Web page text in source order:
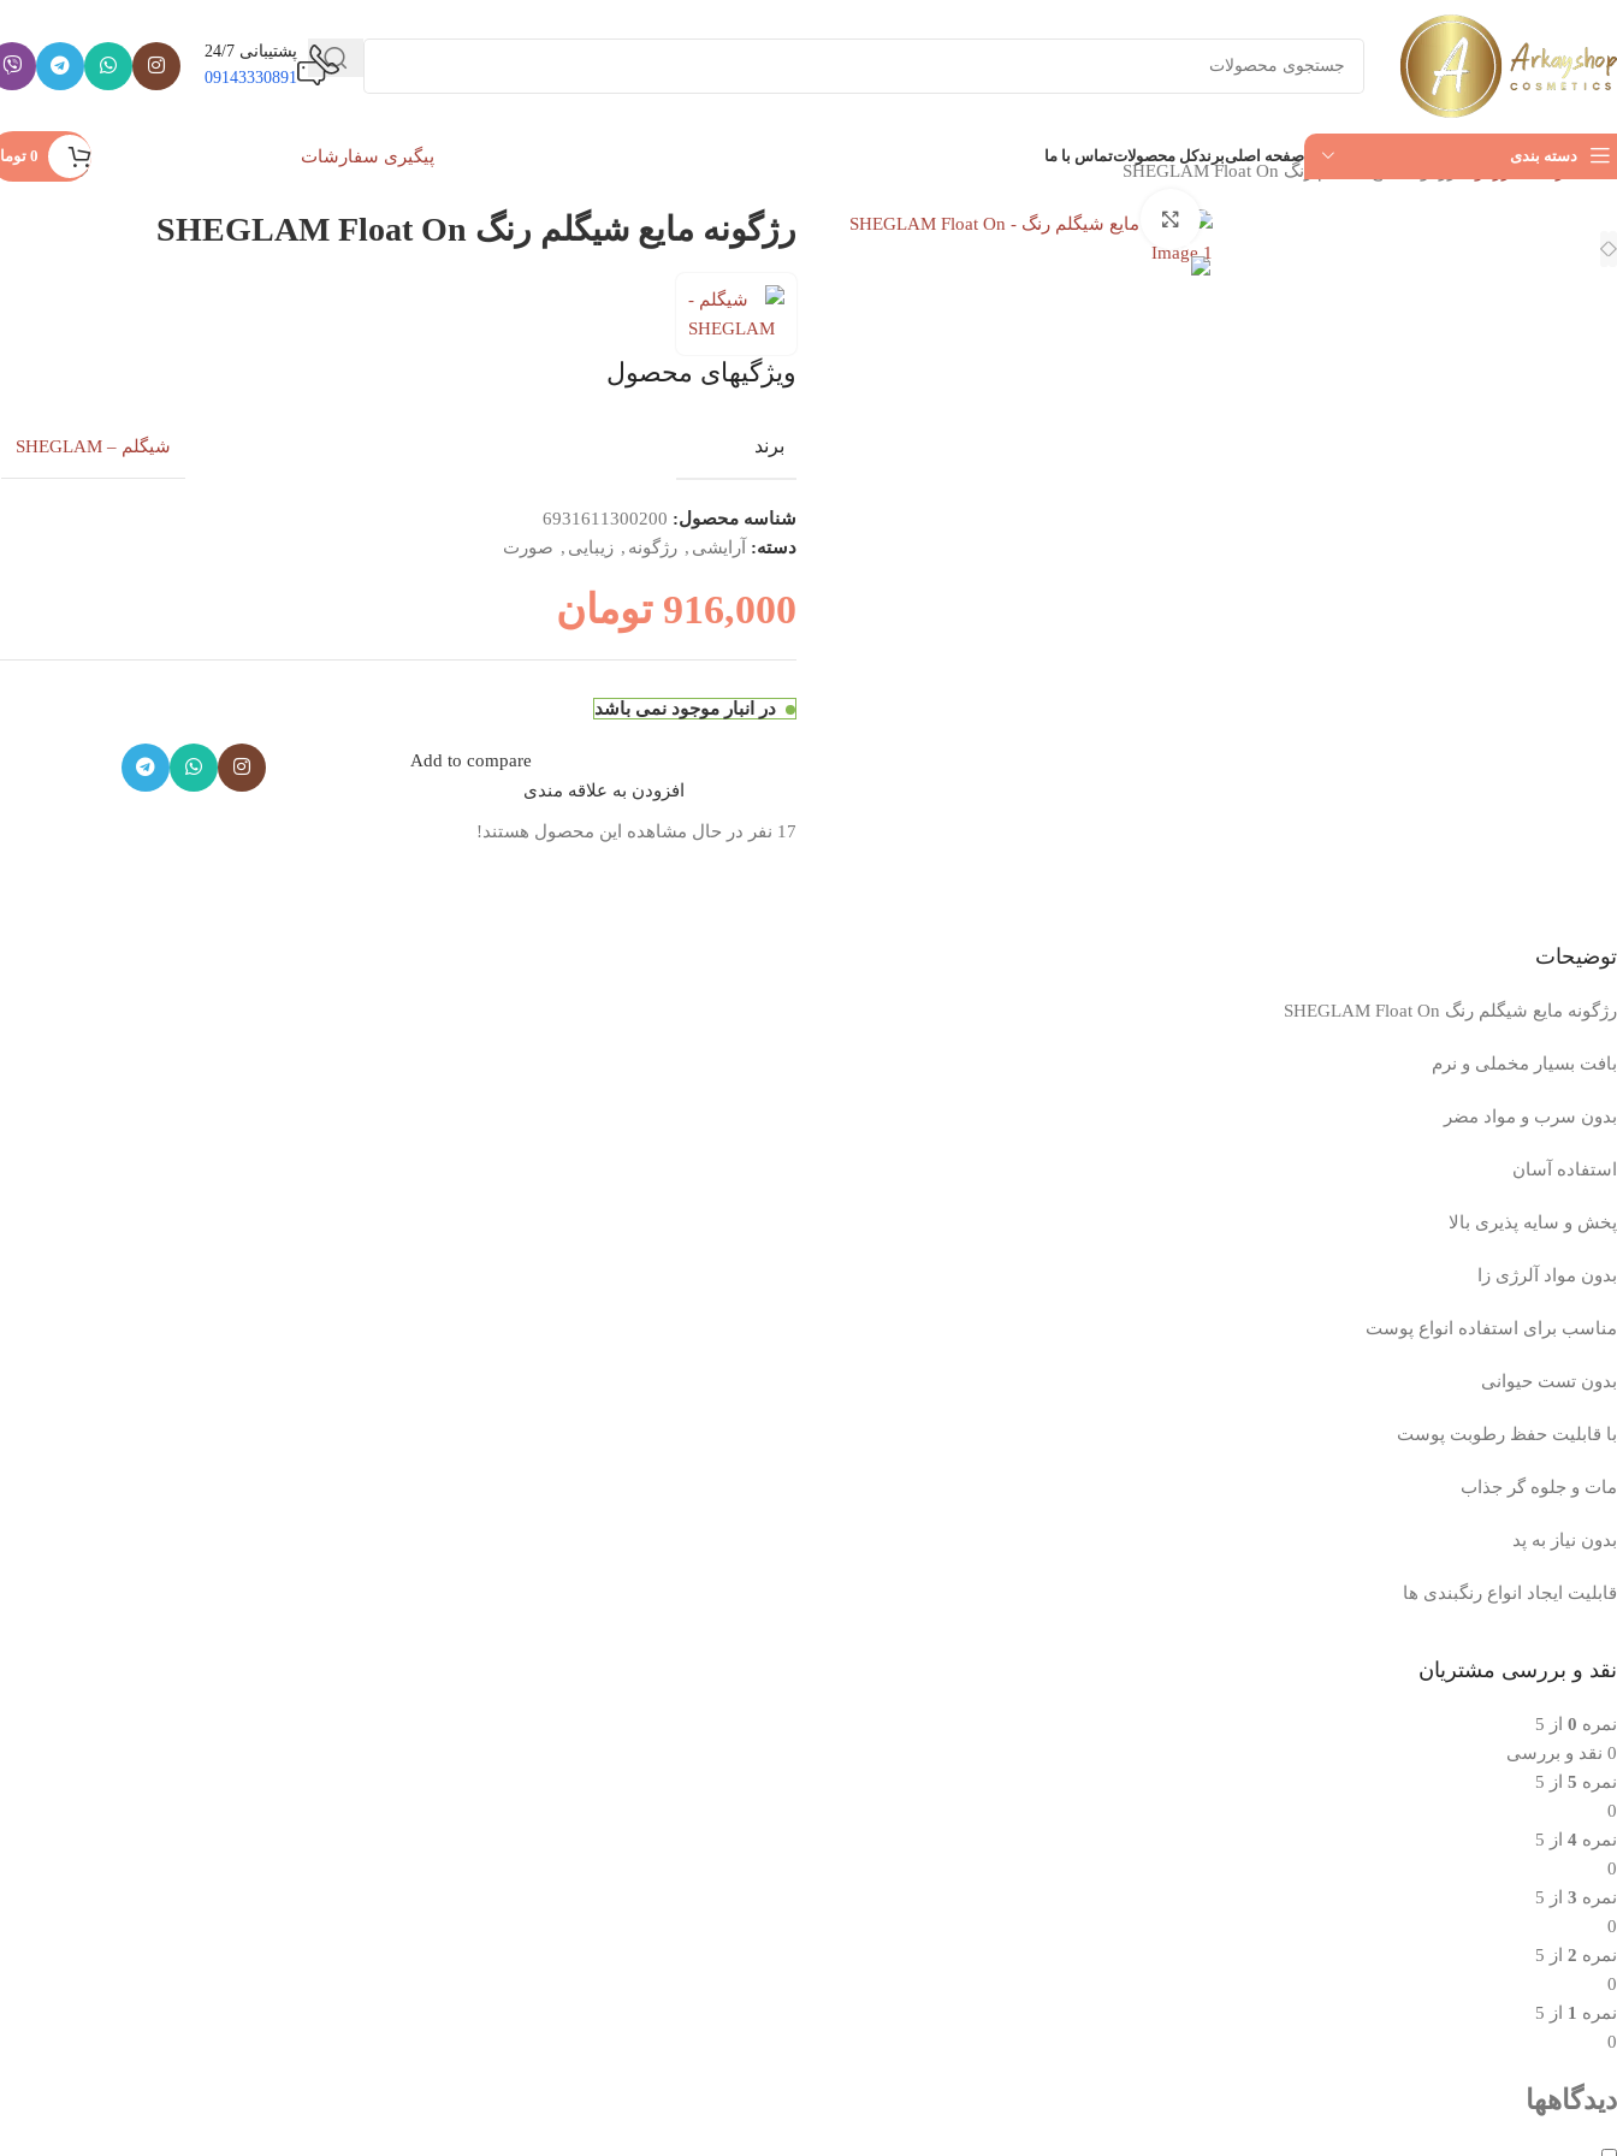
پشتیبانی 24/7
09143330891
دسته بندی صفحه اصلیبرندکل محصولاتتماس با ما پیگیری سفارشات 0
رژگونه مایع شیگلم رنگ SHEGLAM Float On
بزرگنمایی تصویر رژگونه مایع شیگلم رنگ SHEGLAM Float On
ویژگیهای محصول
برند شیگلم – SHEGLAM
شناسه محصول: 6931611300200
دسته: آرایشی , رژگونه , زیبایی , صورت
916,000 تومان
در انبار موجود نمی باشد
Add to compare
افزودن به علاقه مندی
17 نفر در حال مشاهده این محصول هستند!
توضیحات
رژگونه مایع شیگلم رنگ SHEGLAM Float On
بافت بسیار مخملی و نرم
بدون سرب و مواد مضر
استفاده آسان
پخش و سایه پذیری بالا
بدون مواد آلرژی زا
مناسب برای استفاده انواع پوست
بدون تست حیوانی
با قابلیت حفظ رطوبت پوست
مات و جلوه گر جذاب
بدون نیاز به پد
قابلیت ایجاد انواع رنگبندی ها
نقد و بررسی مشتریان
نمره 0 از 5
0 نقد و بررسی
نمره 5 از 5
0
نمره 4 از 5
0
نمره 3 از 5
0
نمره 2 از 5
0
نمره 1 از 5
0
دیدگاهها